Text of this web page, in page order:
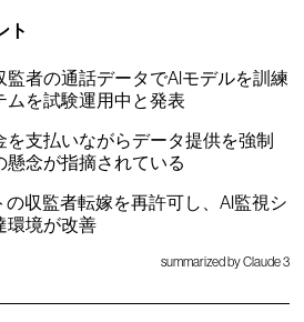
ト
監者の通話データでAIモデルを訓練
ムを試験運用中と発表
を支払いながらデータ提供を強制
懸念が指摘されている
の収監者転嫁を再許可し、AI監視シ
環境が改善
summarized by Claude 3